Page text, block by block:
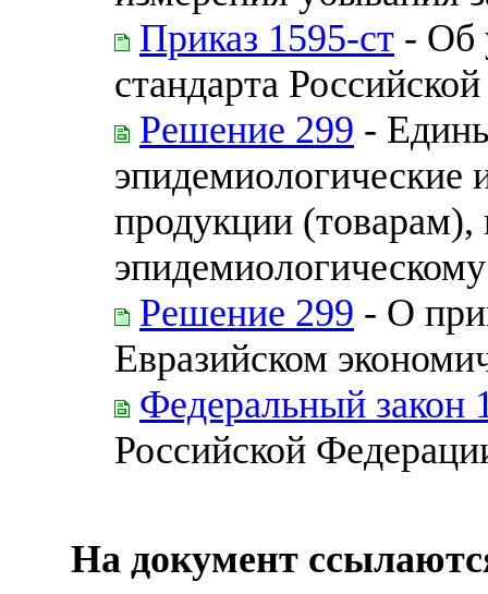
Приказ 1595-ст - Об
стандарта
Решение 299 -
эпидемиологические
продукции
Решение 299 - О
Евразийском
Федеральный закон
Российской
На документ